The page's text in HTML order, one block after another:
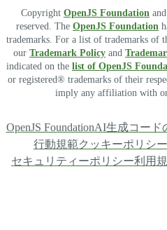
Copyright OpenJS Foundation
reserved. The OpenJS Foundation
trademarks. For a list of trademarks of
our Trademark Policy and
indicated on the list of OpenJS
or registered® trademarks of their
imply any affiliation with or
OpenJS FoundationAI生成コード
行動規範クッキーポリシー
セキュリティーポリシー利用